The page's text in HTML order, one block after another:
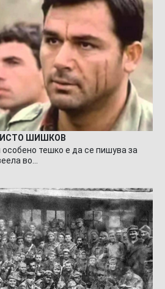
ШИШКОВ
тешко е да се пишува за
во…